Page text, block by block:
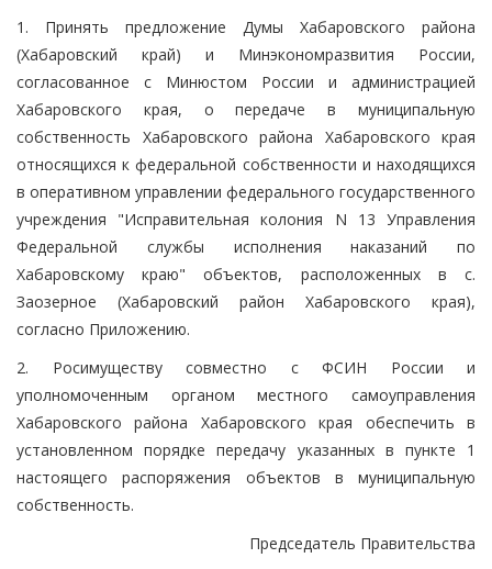
1. Принять предложение Думы Хабаровского района
(Хабаровский край) и Минэкономразвития России,
согласованное с Минюстом России и администрацией
Хабаровского края, о передаче в муниципальную
собственность Хабаровского района Хабаровского края
относящихся к федеральной собственности и находящихся
в оперативном управлении федерального государственного
учреждения "Исправительная колония N 13 Управления
Федеральной службы исполнения наказаний по
Хабаровскому краю" объектов, расположенных в с.
Заозерное (Хабаровский район Хабаровского края),
согласно Приложению.
2. Росимуществу совместно с ФСИН России и
уполномоченным органом местного самоуправления
Хабаровского района Хабаровского края обеспечить в
установленном порядке передачу указанных в пункте 1
настоящего распоряжения объектов в муниципальную
собственность.
Председатель Правительства